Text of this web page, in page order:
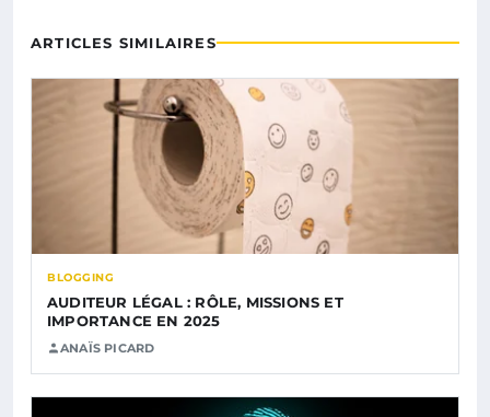
ARTICLES SIMILAIRES
BLOGGING
AUDITEUR LÉGAL : RÔLE, MISSIONS ET
IMPORTANCE EN 2025
ANAÏS PICARD